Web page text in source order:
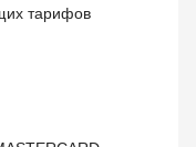
тарифов